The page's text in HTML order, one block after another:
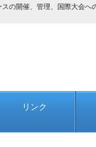
開催、管理、国際大会
リンク